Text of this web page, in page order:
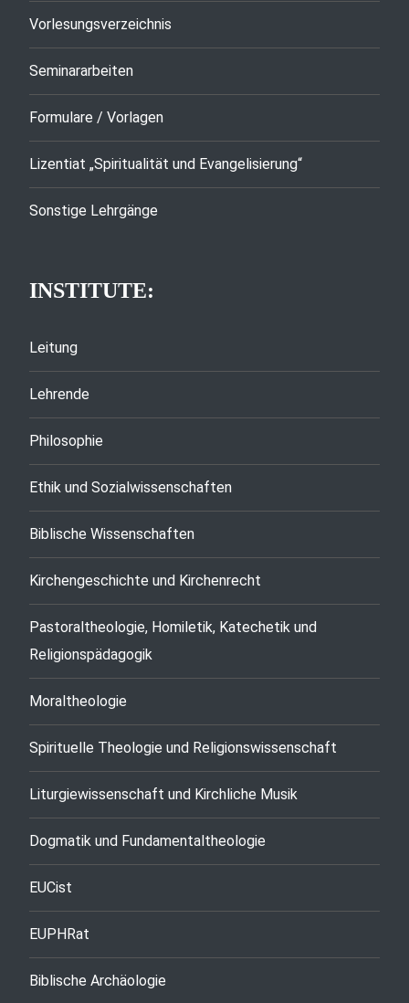
Vorlesungsverzeichnis
Seminararbeiten
Formulare / Vorlagen
Lizentiat „Spiritualität und Evangelisierung“
Sonstige Lehrgänge
INSTITUTE:
Leitung
Lehrende
Philosophie
Ethik und Sozialwissenschaften
Biblische Wissenschaften
Kirchengeschichte und Kirchenrecht
Pastoraltheologie, Homiletik, Katechetik und
Religionspädagogik
Moraltheologie
Spirituelle Theologie und Religionswissenschaft
Liturgiewissenschaft und Kirchliche Musik
Dogmatik und Fundamentaltheologie
EUCist
EUPHRat
Biblische Archäologie